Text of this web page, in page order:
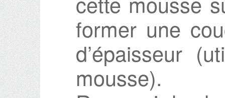
former une
d’épaisseur
mousse).